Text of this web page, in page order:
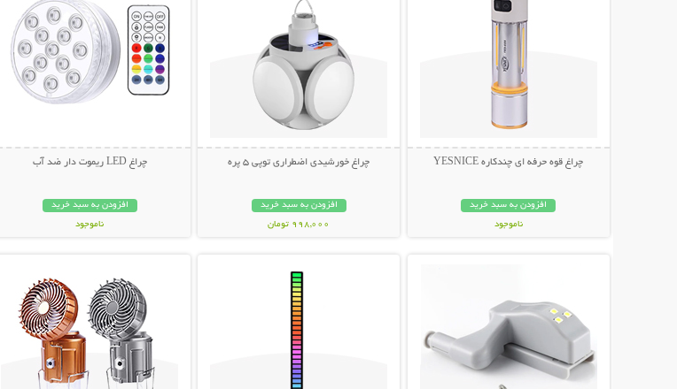
چراغ قوه حرفه ای چندکاره YESNICE
افزودن به سبد خرید
ناموجود
چراغ خورشیدی اضطراری توپی 5 پره
افزودن به سبد خرید
998,000 تومان
چراغ LED ریموت دار ضد آب
افزودن به سبد خرید
ناموجود